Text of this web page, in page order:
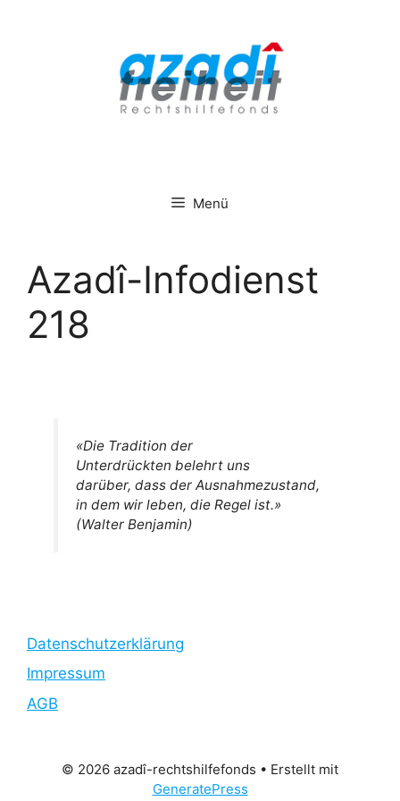
Menü
Azadî-Infodienst
218
«Die Tradition der
Unterdrückten belehrt uns
darüber, dass der Ausnahmezustand,
in dem wir leben, die Regel ist.»
(Walter Benjamin)
Datenschutzerklärung
Impressum
AGB
© 2026 azadî-rechtshilfefonds • Erstellt mit
GeneratePress